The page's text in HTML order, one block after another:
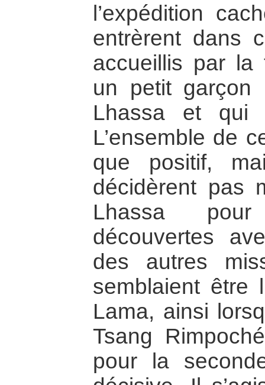
l’expédition
entrèrent dans
accueillis par la
un petit garçon
Lhassa et qui
L’ensemble de
que positif,
décidèrent pas
Lhassa
découvertes
des autres
semblaient être
Lama, ainsi
Tsang
pour la